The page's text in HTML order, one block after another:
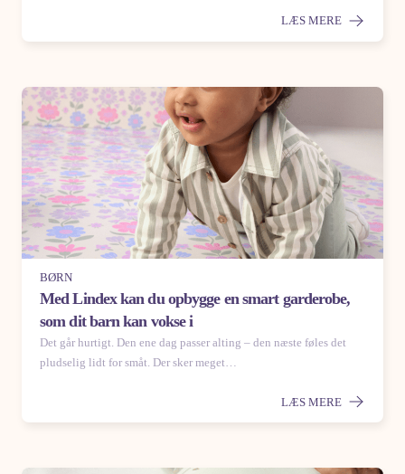
LÆS MERE
BØRN
Med Lindex kan du opbygge en smart garderobe,
som dit barn kan vokse i
Det går hurtigt. Den ene dag passer alting – den næste føles det
pludselig lidt for småt. Der sker meget…
LÆS MERE